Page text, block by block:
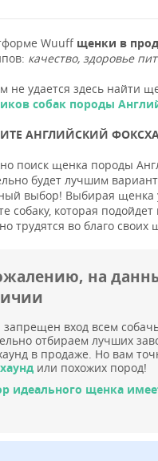
Wuuff щенки в
качество, здоровье
не удается здесь найти
собак породы
АНГЛИЙСКИЙ
поиск щенка породы
будет лучшим
выбор! Выбирая щенка
собаку, которая
трудятся во благо
на
вход всем
отбираем лучших
в продаже. Но вам
или похожих пород!
идеального щенка